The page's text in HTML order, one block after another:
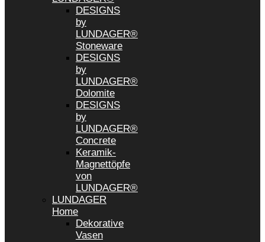
DESIGNS
by
LUNDAGER®
Stoneware
DESIGNS
by
LUNDAGER®
Dolomite
DESIGNS
by
LUNDAGER®
Concrete
Keramik-
Magnettöpfe
von
LUNDAGER®
LUNDAGER
Home
Dekorative
Vasen